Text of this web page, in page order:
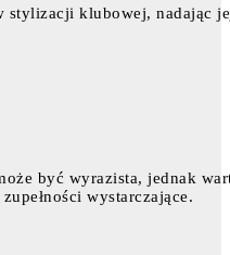
stylizacji klubowej, nadając
być wyrazista, jednak
wystarczające.